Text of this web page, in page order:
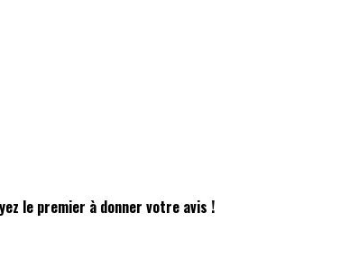
le premier à donner votre avis !